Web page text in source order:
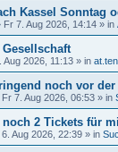
Kassel Sonntag
Fr 7. Aug 2026, 14:14 » in
Aug 2026, 11:13 » in
noch vor
Fr 7. Aug 2026, 06:53 » in
noch 2 Tickets für
6. Aug 2026, 22:39 » in